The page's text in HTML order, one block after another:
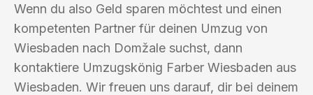
Wenn du also Geld sparen möchtest und einen
kompetenten Partner für deinen Umzug von
Wiesbaden nach Domžale suchst, dann
kontaktiere Umzugskönig Farber Wiesbaden aus
Wiesbaden. Wir freuen uns darauf, dir bei deinem